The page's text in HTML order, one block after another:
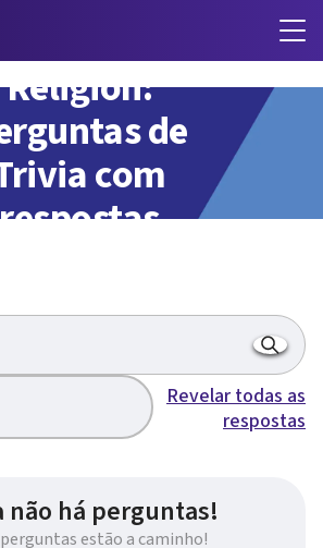
Religion:
de
com
respostas
Revelar todas as
respostas
não há perguntas!
estão a caminho!